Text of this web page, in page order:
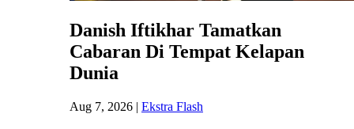
Danish Iftikhar Tamatkan
Cabaran Di Tempat Kelapan
Dunia
Aug 7, 2026 | Ekstra Flash